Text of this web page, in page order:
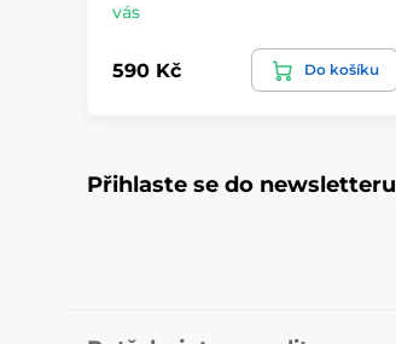
vás
590 Kč Do košíku
Přihlaste se do newsletteru